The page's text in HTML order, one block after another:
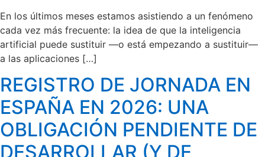
En los últimos meses estamos asistiendo a un fenómeno
cada vez más frecuente: la idea de que la inteligencia
artificial puede sustituir —o está empezando a sustituir—
a las aplicaciones […]
REGISTRO DE JORNADA EN
ESPAÑA EN 2026: UNA
OBLIGACIÓN PENDIENTE DE
DESARROLLAR (Y DE